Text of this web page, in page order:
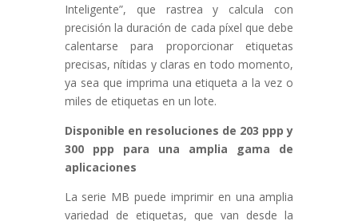
Inteligente”, que rastrea y calcula con
precisión la duración de cada píxel que debe
calentarse para proporcionar etiquetas
precisas, nítidas y claras en todo momento,
ya sea que imprima una etiqueta a la vez o
miles de etiquetas en un lote.
Disponible en resoluciones de 203 ppp y
300 ppp para una amplia gama de
aplicaciones
La serie MB puede imprimir en una amplia
variedad de etiquetas, que van desde la